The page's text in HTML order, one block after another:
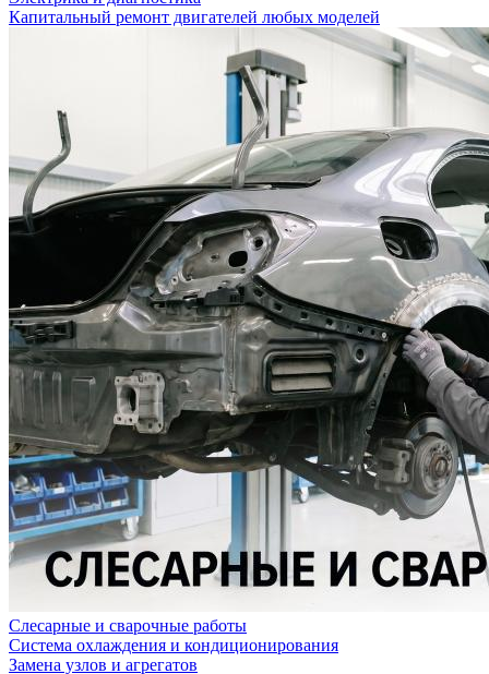
Капитальный ремонт двигателей любых моделей
Слесарные и сварочные работы
Система охлаждения и кондиционирования
Замена узлов и агрегатов